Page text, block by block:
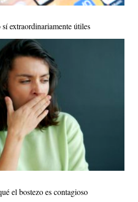
extraordinariamente útiles
el bostezo es contagioso